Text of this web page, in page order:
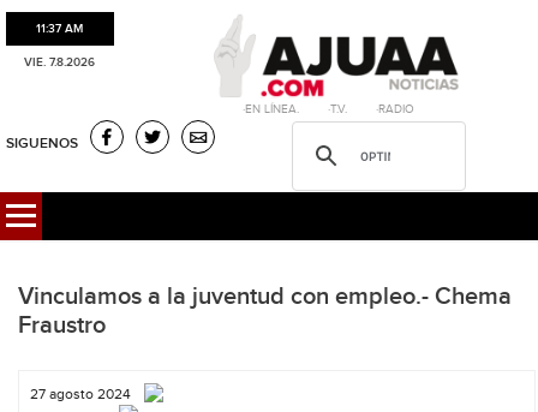
11:37 AM
VIE. 7.8.2026
·EN LÍNEA. ·T.V. ·RADIO
SIGUENOS
Vinculamos a la juventud con empleo.- Chema
Fraustro
27 agosto 2024